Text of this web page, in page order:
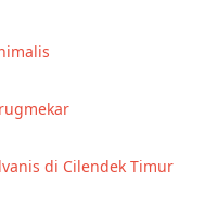
di Cilendek Timur